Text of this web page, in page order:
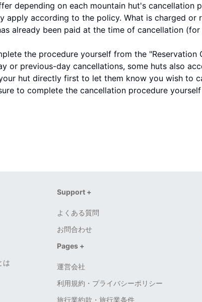
depending on each mountain hut's cancellation
apply according to the policy. What is charged or
already been paid at the time of cancellation
the procedure yourself from the
or previous-day cancellations, some huts also
hut directly first to let them know you wish to
to complete the cancellation procedure
は
Support +
よくある質問
お問合わせ
Pages +
運営会社
利用規約・プライバシーポリシー
旅行業約款・旅行業条件